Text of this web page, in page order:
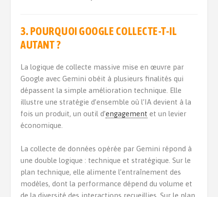
3.POURQUOI GOOGLE COLLECTE-T-IL
AUTANT ?
La logique de collecte massive mise en œuvre par
Google avec Gemini obéit à plusieurs finalités qui
dépassent la simple amélioration technique. Elle
illustre une stratégie d’ensemble où l’IA devient à la
fois un produit, un outil d’engagement et un levier
économique.
La collecte de données opérée par Gemini répond à
une double logique : technique et stratégique. Sur le
plan technique, elle alimente l’entraînement des
modèles, dont la performance dépend du volume et
de la diversité des interactions recueillies. Sur le plan